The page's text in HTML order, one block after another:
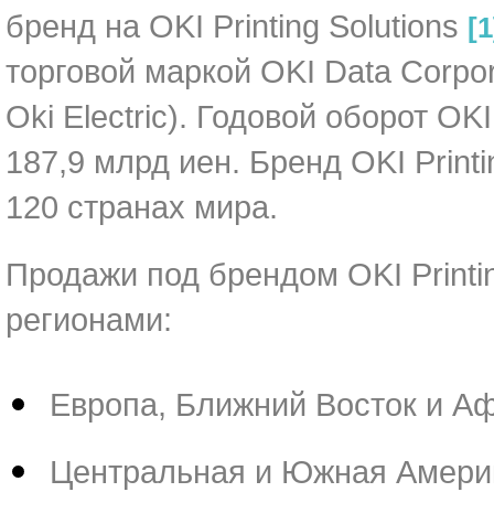
бренд на OKI Printing Solutions
торговой маркой OKI Data
Oki Electric). Годовой оборот
187,9 млрд иен. Бренд OKI
120 странах мира.
Продажи под брендом OKI
регионами:
Европа, Ближний Восток и
Центральная и Южная